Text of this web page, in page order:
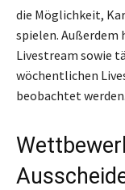
die Möglichkeit,
spielen. Außerdem
Livestream sowie
wöchentlichen
beobachtet werden.